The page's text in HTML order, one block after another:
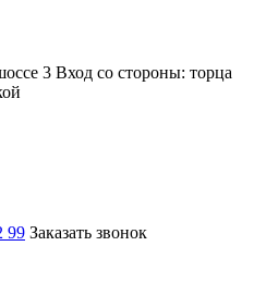
3 Вход со стороны: торца
99 Заказать звонок